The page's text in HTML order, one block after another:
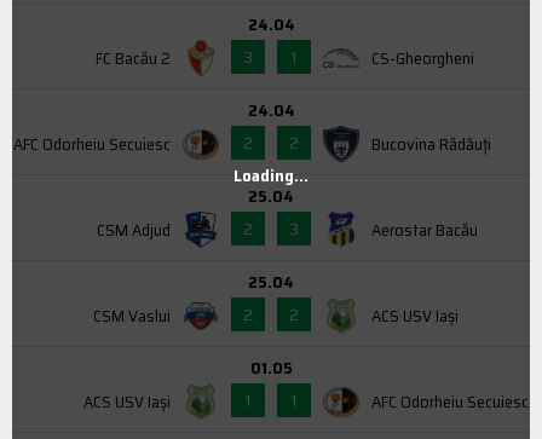
FC Bacău 2
24.04
3
1 CS-Gheorgheni
AFC Odorheiu Secuiesc
24.04
2
2 Bucovina Rădăuți
CSM Adjud
25.04
2
3 Aerostar Bacău
CSM Vaslui
25.04
2
2 ACS USV Iaşi
ACS USV Iaşi
01.05
1
1 AFC Odorheiu Secuiesc
Loading...